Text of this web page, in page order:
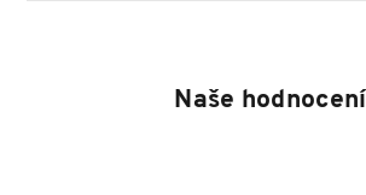
Naše hodnocení